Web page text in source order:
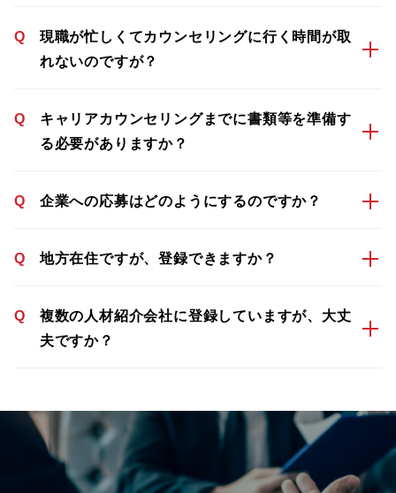
Q
現職が忙しくてカウンセリングに行く時間が取
れないのですが？
Q
キャリアカウンセリングまでに書類等を準備す
る必要がありますか？
Q 企業への応募はどのようにするのですか？
Q 地方在住ですが、登録できますか？
Q
複数の人材紹介会社に登録していますが、大丈
夫ですか？